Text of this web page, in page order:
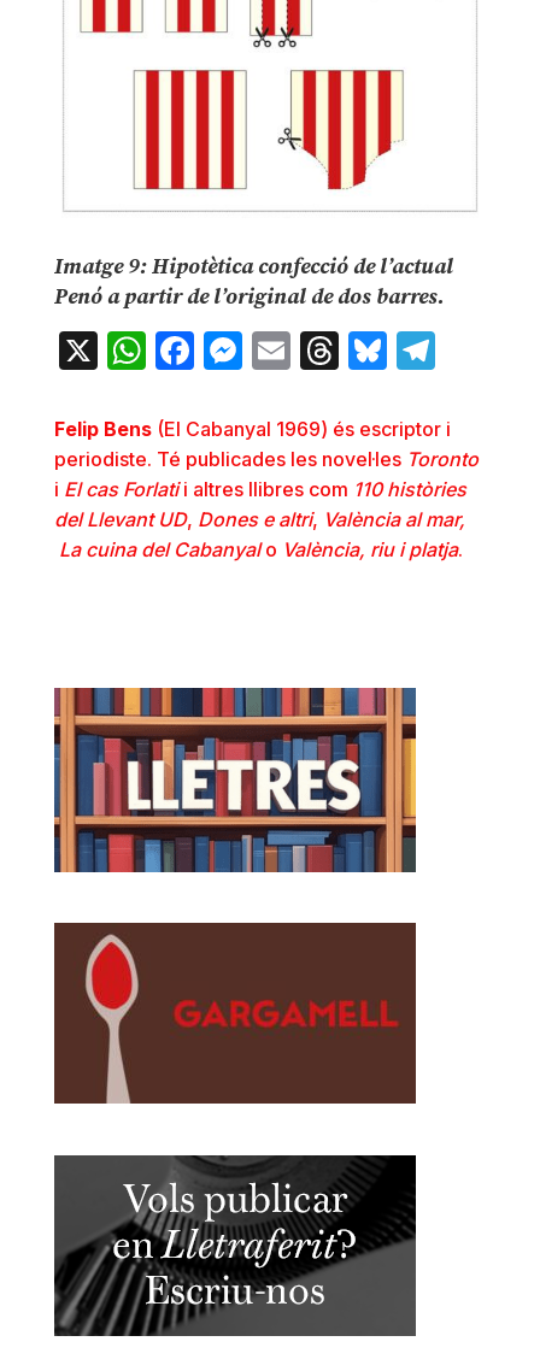
Imatge 9: Hipotètica confecció de l’actual
Penó a partir de l’original de dos barres.
X WhatsApp
Facebook
Messenger
EmailThreads
Bluesky
Felip Bens (El Cabanyal 1969) és escriptor i
periodiste. Té publicades les novel·les Toronto
i El cas Forlatii altres llibres com 110 històries
del Llevant UD, Dones e altri, València al mar,
La cuina del Cabanyalo València, riu i platja.